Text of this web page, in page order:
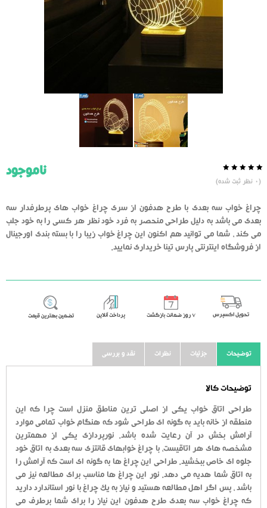
از
50
رای
دهنده
(
0 نظر ثبت شده)
ناموجود
چراغ خواب سه بعدی با طرح هدفون از سری چراغ خواب های پرطرفدار سه
بعدی می باشد به دلیل طراحی منحصر به فرد خود نظر هر کسی را به خود جلب
می کند ، شما می توانید هم اکنون این چراغ خواب زیبا را با بسته بندی اورجینال
از فروشگاه اینترنتی پارس تینا خریداری نمایید.
تحویل اکسپرس ٧ روز ضمانت بازگشت پرداخت آنلاین تضمین بهترین قیمت
توضیحات جزئیات نظرات نقد و بررسی
توضیحات کالا
طراحی اتاق خواب یکی از اصلی ترین مناطق منزل است چرا که این
منطقه از خانه باید به گونه ای طراحی شود که هنگام خواب تمامی موارد
آرامش بخش در آن رعایت شده باشد. نورپردازی یکی از مهمترین
مشخصه های هر اتاقیست، با چراغ خوابهای قانتزی سه بعدی به اتاق خود
جلوه ای خاص ببخشید. طراحی این چراغ ها به گونه ای است که آرامش را
به اتاق شما هدیه می دهد. نور این چراغ ها مناسب برای مطالعه نیز می
باشد ، پس اگر اهل مطالعه هستید و نیاز به یک چراغ با نور استاندارد دارید
که چراغ خواب سه بعدی طرح هدفون این نیاز را برای شما برطرف می